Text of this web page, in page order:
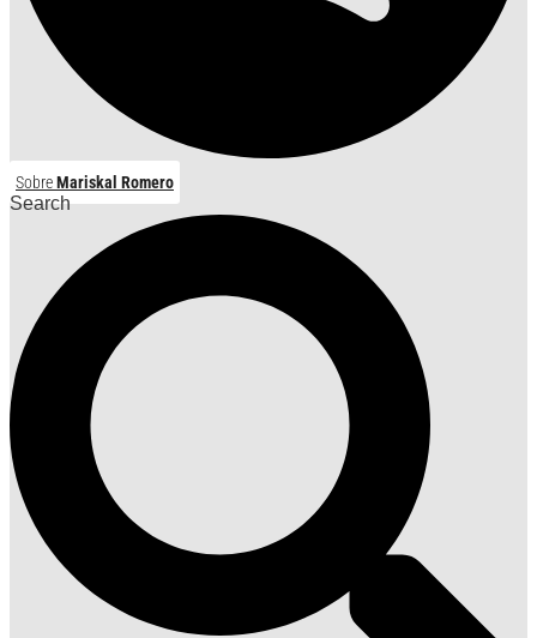
SobreMariskal Romero
Search